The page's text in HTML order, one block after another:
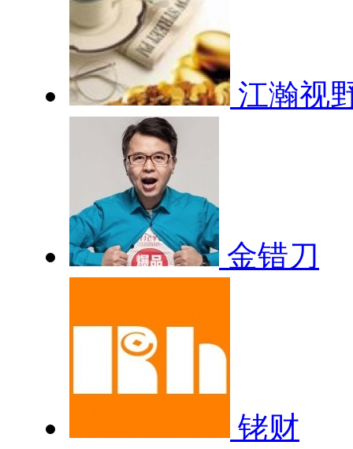
江瀚视
金错刀
铑财